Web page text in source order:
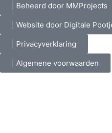
| Beheerd door MMProjects
| Website door Digitale
| Privacyverklaring
| Algemene voorwaarden